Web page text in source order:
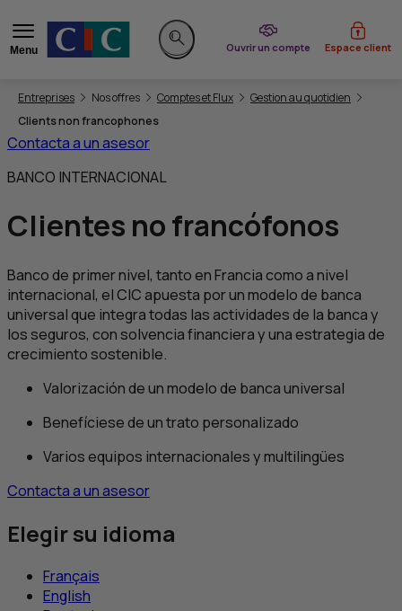
Menu
Rechercher sur le site
Ouvrir un compte
du CIC Espace client
Vous êtes ici:
Entreprises Nos offres Comptes et Flux
Gestion au quotidien
Clients non francophones
Contacta a un asesor
BANCO INTERNACIONAL
Clientes no francófonos
Banco de primer nivel, tanto en Francia como a nivel
internacional, elCICapuesta por un modelo de banca
universal que integra todas las actividades de la banca y
los seguros, con solvencia financiera y una estrategia de
crecimiento sostenible.
Valorización de un modelo de banca universal
Benefíciese de un trato personalizado
Varios equipos internacionales y multilingües
Contacta a un asesor
Elegir su idioma
Français
English